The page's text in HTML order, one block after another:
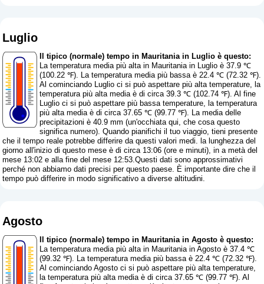
Luglio
Il tipico (normale) tempo in Mauritania in Luglio è questo:
La temperatura media più alta in Mauritania in Luglio è 37.9 ℃
(100.22 ℉). La temperatura media più bassa è 22.4 ℃ (72.32 ℉).
Al cominciando Luglio ci si può aspettare più alta temperature, la
temperatura più alta media è di circa 39.3 ℃ (102.74 ℉). Al fine
Luglio ci si può aspettare più bassa temperature, la temperatura
più alta media è di circa 37.65 ℃ (99.77 ℉). La media delle
precipitazioni è 40.9 mm (un'occhiata qui, che cosa questo
significa numero). Quando pianifichi il tuo viaggio, tieni presente
che il tempo reale potrebbe differire da questi valori medi. la lunghezza del
giorno all'inizio di questo mese è di circa 13:06 (ore e minuti), in a metà del
mese 13:02 e alla fine del mese 12:53.Questi dati sono approssimativi
perché non abbiamo dati precisi per questo paese. È importante dire che il
tempo può differire in modo significativo a diverse altitudini.
Agosto
Il tipico (normale) tempo in Mauritania in Agosto è questo:
La temperatura media più alta in Mauritania in Agosto è 37.4 ℃
(99.32 ℉). La temperatura media più bassa è 22.4 ℃ (72.32 ℉).
Al cominciando Agosto ci si può aspettare più alta temperature,
la temperatura più alta media è di circa 37.65 ℃ (99.77 ℉). Al